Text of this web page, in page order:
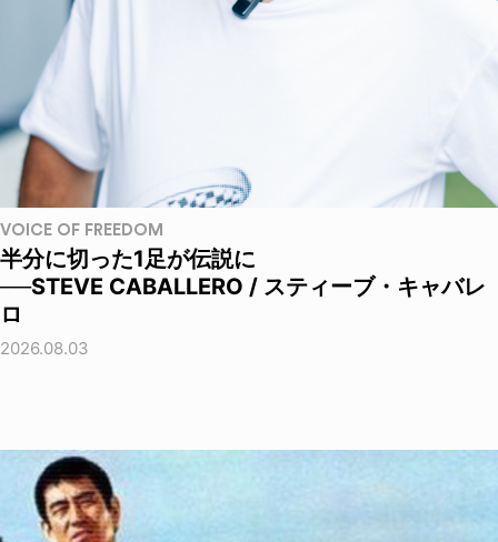
VOICE OF FREEDOM
半分に切った1足が伝説に
──STEVE CABALLERO / スティーブ・キャバレ
ロ
2026.08.03